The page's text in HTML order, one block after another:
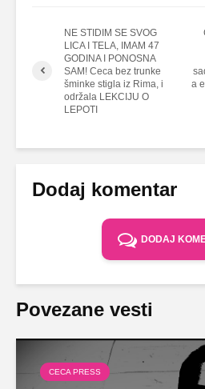
NE STIDIM SE SVOG
LICA I TELA, IMAM 47
GODINA I PONOSNA
SAM! Ceca bez trunke
šminke stigla iz Rima, i
održala LEKCIJU O
LEPOTI
a
Dodaj komentar
DODAJ
Povezane vesti
CECA PRESS